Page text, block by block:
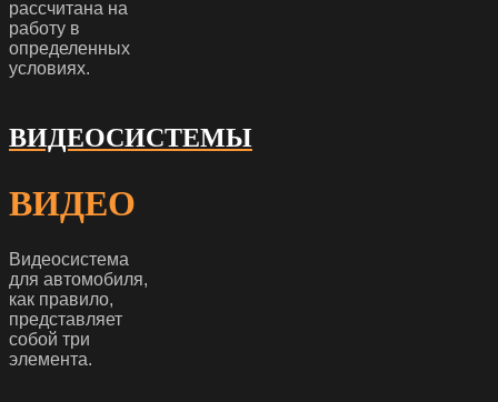
рассчитана на
работу в
определенных
условиях.
ВИДЕОСИСТЕМЫ
ВИДЕО
Видеосистема
для автомобиля,
как правило,
представляет
собой три
элемента.